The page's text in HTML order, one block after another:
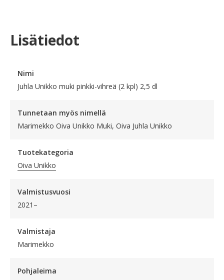
Lisätiedot
Nimi
Juhla Unikko muki pinkki-vihreä (2 kpl) 2,5 dl
Tunnetaan myös nimellä
Marimekko Oiva Unikko Muki, Oiva Juhla Unikko
Tuotekategoria
Oiva Unikko
Valmistusvuosi
2021–
Valmistaja
Marimekko
Pohjaleima